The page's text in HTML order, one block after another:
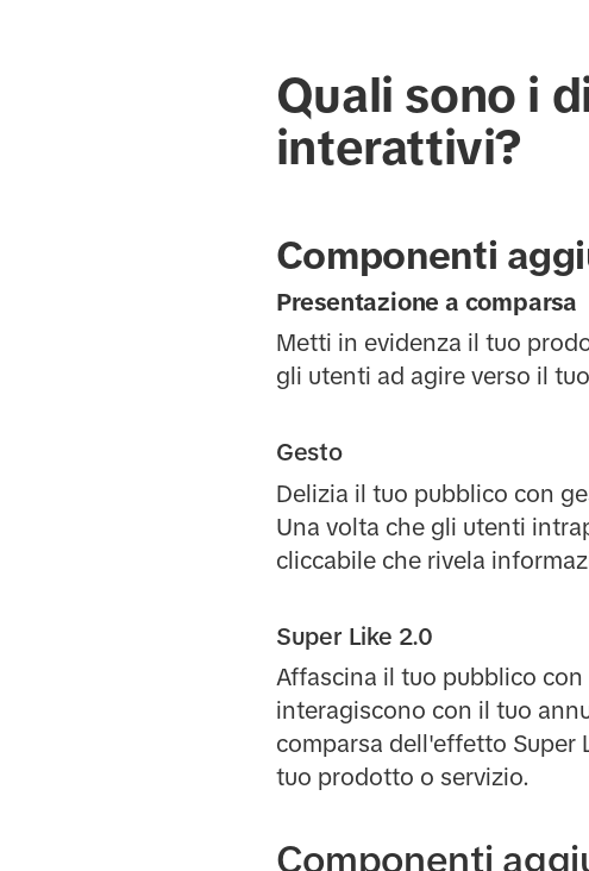
Quali sono i
interattivi?
Componenti
Presentazione a comparsa
Metti in evidenza il tuo
gli utenti ad agire verso il
Gesto
Delizia il tuo pubblico con
Una volta che gli utenti
cliccabile che rivela
Super Like 2.0
Affascina il tuo pubblico
interagiscono con il tuo
comparsa dell'effetto Super
tuo prodotto o servizio.
Componenti